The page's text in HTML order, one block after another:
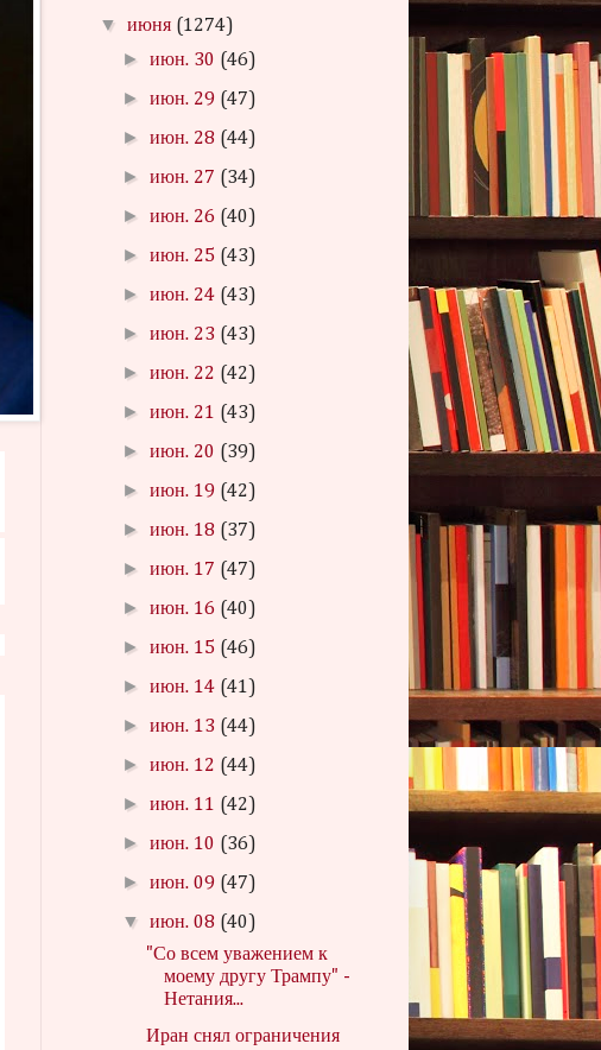
▼июня (1274)
►июн. 30 (46)
►июн. 29 (47)
►июн. 28 (44)
►июн. 27 (34)
►июн. 26 (40)
►июн. 25 (43)
►июн. 24 (43)
►июн. 23 (43)
►июн. 22 (42)
►июн. 21 (43)
►июн. 20 (39)
►июн. 19 (42)
►июн. 18 (37)
►июн. 17 (47)
►июн. 16 (40)
►июн. 15 (46)
►июн. 14 (41)
►июн. 13 (44)
►июн. 12 (44)
►июн. 11 (42)
►июн. 10 (36)
►июн. 09 (47)
▼июн. 08 (40)
"Со всем уважением к
моему другу Трампу" -
Нетания...
Иран снял ограничения